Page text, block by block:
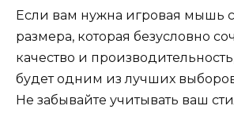
Если вам нужна игровая мышь
размера, которая безусловно
качество и
будет одним из лучших
Не забывайте учитывать ваш